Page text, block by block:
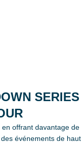
SERIES
offrant davantage de
événements de haut